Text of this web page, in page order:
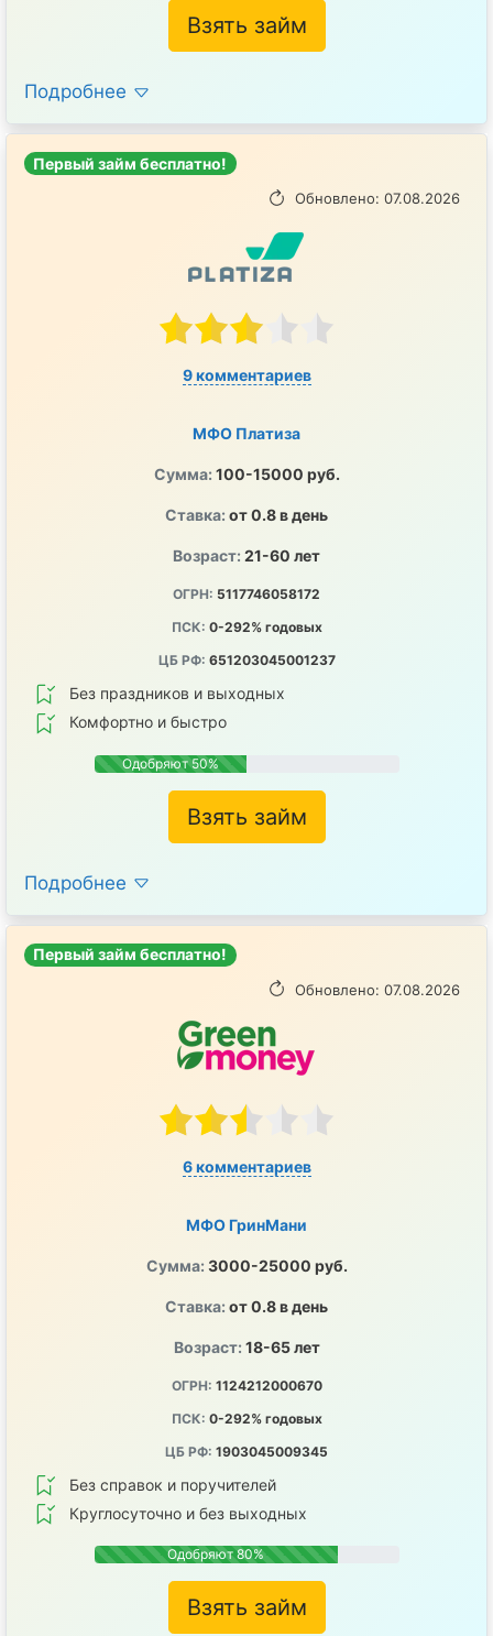
Взять займ
Подробнее
Первый займ бесплатно!
Обновлено: 07.08.2026
9 комментариев
МФО Платиза
Сумма: 100-15000 руб.
Ставка: от 0.8 в день
Возраст: 21-60 лет
ОГРН: 5117746058172
ПСК: 0-292% годовых
ЦБ РФ: 651203045001237
Без праздников и выходных
Комфортно и быстро
Одобряют 50%
Взять займ
Подробнее
Первый займ бесплатно!
Обновлено: 07.08.2026
6 комментариев
МФО ГринМани
Сумма: 3000-25000 руб.
Ставка: от 0.8 в день
Возраст: 18-65 лет
ОГРН: 1124212000670
ПСК: 0-292% годовых
ЦБ РФ: 1903045009345
Без справок и поручителей
Круглосуточно и без выходных
Одобряют 80%
Взять займ